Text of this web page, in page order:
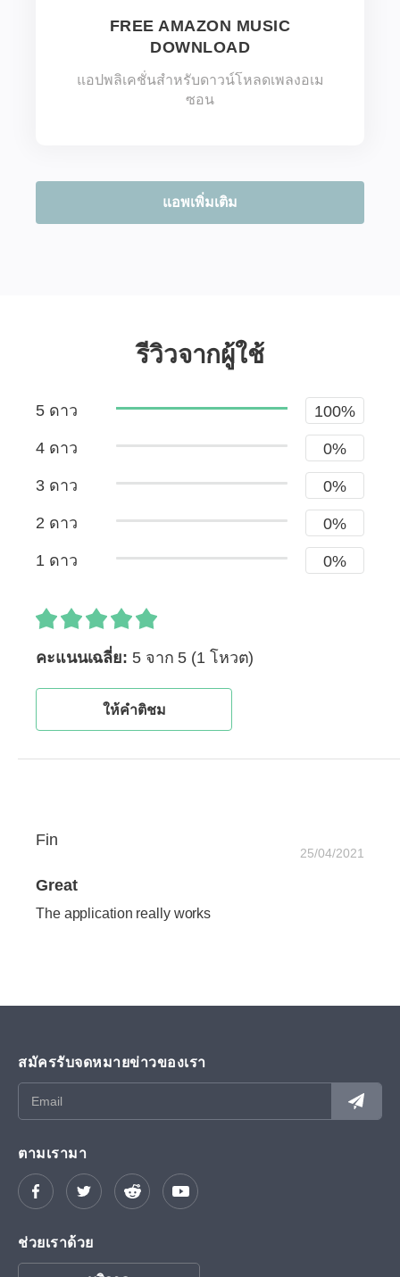
FREE AMAZON MUSIC
DOWNLOAD
แอปพลิเคชั่นสำหรับดาวน์โหลดเพลงอเม
ซอน
แอพเพิ่มเติม
รีวิวจากผู้ใช้
5 ดาว 100%
4 ดาว 0%
3 ดาว 0%
2 ดาว 0%
1 ดาว 0%
คะแนนเฉลี่ย: 5 จาก 5 (1 โหวต)
ให้คำติชม
Fin
25/04/2021
Great
The application really works
สมัครรับจดหมายข่าวของเรา
ตามเรามา
ช่วยเราด้วย